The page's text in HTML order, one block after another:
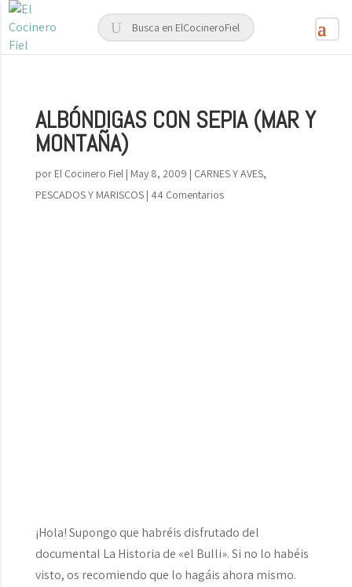
ALBÓNDIGAS CON SEPIA (MAR Y
MONTAÑA)
por El Cocinero Fiel| May 8, 2009 | CARNES Y AVES,
PESCADOS Y MARISCOS| 44 Comentarios
¡Hola! Supongo que habréis disfrutado del
documental La Historia de «el Bulli». Si no lo habéis
visto, os recomiendo que lo hagáis ahora mismo.